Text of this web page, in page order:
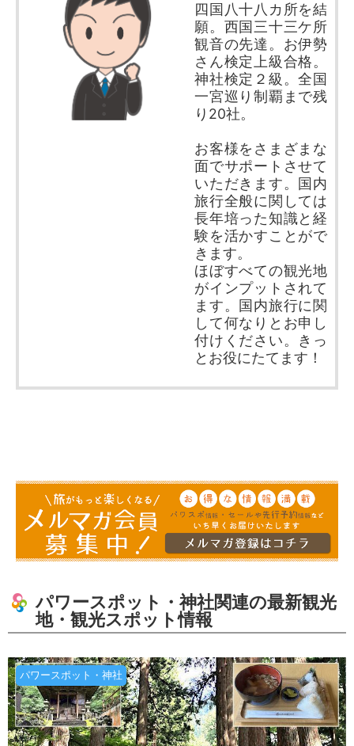
四国八十八カ所を結
願。西国三十三ケ所
観音の先達。お伊勢
さん検定上級合格。
神社検定２級。全国
一宮巡り制覇まで残
り20社。
お客様をさまざまな
面でサポートさせて
いただきます。国内
旅行全般に関しては
長年培った知識と経
験を活かすことがで
きます。
ほぼすべての観光地
がインプットされて
ます。国内旅行に関
して何なりとお申し
付けください。きっ
とお役にたてます！
パワースポット・神社関連の最新観光
地・観光スポット情報
パワースポット・神社